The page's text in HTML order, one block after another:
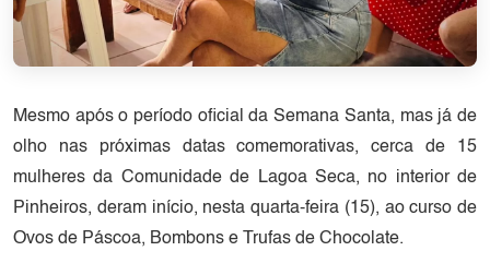
Mesmo após o período oficial da Semana Santa, mas já de
olho nas próximas datas comemorativas, cerca de 15
mulheres da Comunidade de Lagoa Seca, no interior de
Pinheiros, deram início, nesta quarta-feira (15), ao curso de
Ovos de Páscoa, Bombons e Trufas de Chocolate.